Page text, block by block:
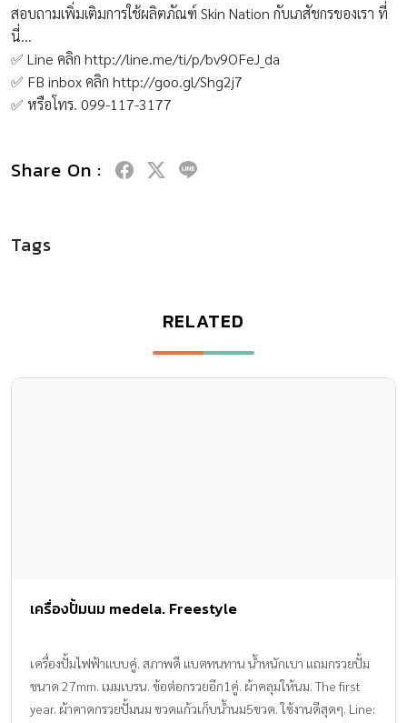
สอบถามเพิ่มเติมการใช้ผลิตภัณฑ์ Skin Nation กับเภสัชกรของเรา ที่
นี่…
✅ Line คลิก http://line.me/ti/p/bv9OFeJ_da
✅ FB inbox คลิก http://goo.gl/Shg2j7
✅ หรือโทร. 099-117-3177
Share On :
Tags
RELATED
เครื่องปั้มนม medela. Freestyle
เครื่องปั้มไฟฟ้าแบบคู่. สภาพดี แบตทนทาน น้ำหนักเบา แถมกรวยปั้ม
ขนาด 27mm. เมมเบรน. ข้อต่อกรวยอีก1คู่. ผ้าคลุมให้นม. The first
year. ผ้าคาดกรวยปั้มนม ขวดแก้วเก็บน้ำนม5ขวด. ใช้งานดีสุดๆ. Line: